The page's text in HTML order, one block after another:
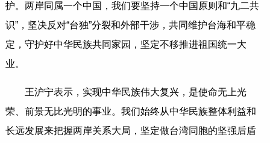
护。两岸同属一个中国，我们要坚持一个中国原则和“九二共
识”，坚决反对“台独”分裂和外部干涉，共同维护台海和平稳
定，守护好中华民族共同家园，坚定不移推进祖国统一大
业。
王沪宁表示，实现中华民族伟大复兴，是使命无上光
荣、前景无比光明的事业。我们始终从中华民族整体利益和
长远发展来把握两岸关系大局，坚定做台湾同胞的坚强后盾